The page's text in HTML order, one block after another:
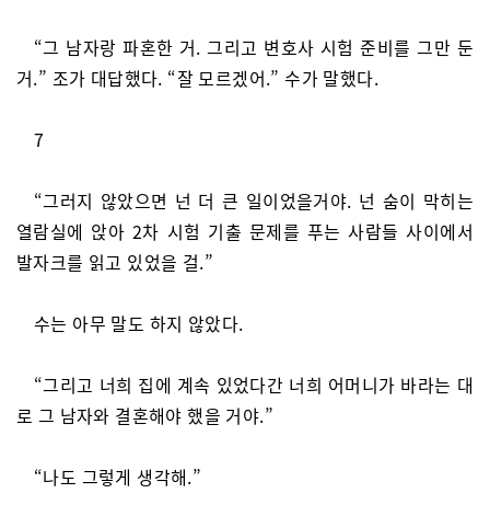
“그 남자랑 파혼한 거. 그리고 변호사 시험 준비를 그만 둔
거.” 조가 대답했다. “잘 모르겠어.” 수가 말했다.
7
“그러지 않았으면 넌 더 큰 일이었을거야. 넌 숨이 막히는
열람실에 앉아 2차 시험 기출 문제를 푸는 사람들 사이에서
발자크를 읽고 있었을 걸.”
수는 아무 말도 하지 않았다.
“그리고 너희 집에 계속 있었다간 너희 어머니가 바라는 대
로 그 남자와 결혼해야 했을 거야.”
“나도 그렇게 생각해.”